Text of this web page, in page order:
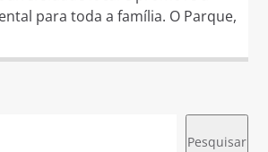
para toda a família. O Parque,
Pesquisar